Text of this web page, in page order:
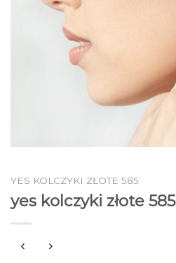
YES KOLCZYKI ZŁOTE 585
yes kolczyki złote 585